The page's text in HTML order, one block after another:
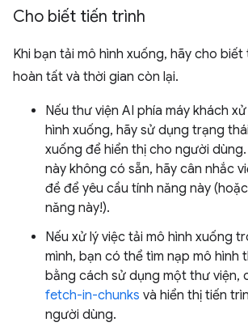
Cho biết tiến trình
Khi bạn tải mô hình xuống, hãy cho biết
hoàn tất và thời gian còn lại.
Nếu thư viện AI phía máy khách
hình xuống, hãy sử dụng trạng
xuống để hiển thị cho người
này không có sẵn, hãy cân nhắc
đề để yêu cầu tính năng này
năng này!).
Nếu xử lý việc tải mô hình xuống
mình, bạn có thể tìm nạp mô hình
bằng cách sử dụng một thư viện,
fetch-in-chunks và hiển thị tiến
người dùng.